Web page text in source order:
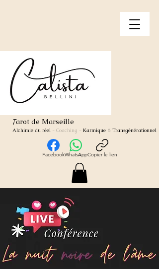
Tarot de Marseille
Alchimie du réel - Coaching - Karmique & Transgénérationnel
FacebookWhatsAppCopier le lien